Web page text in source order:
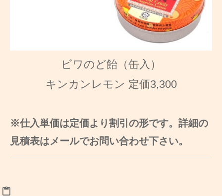
ビワのど飴（缶入）
キンカンレモン 定価3,300
※仕入単価は定価より割引の形です。詳細の
見積表はメールでお問い合わせ下さい。